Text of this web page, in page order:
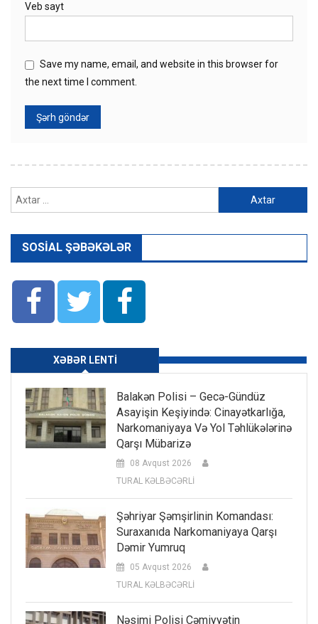
Veb sayt
Save my name, email, and website in this browser for
the next time I comment.
SOSIAL ŞƏBƏKƏLƏR
XƏBƏR LENTI
Balakən Polisi – Gecə-Gündüz
Asayişin Keşiyində: Cinayətkarlığa,
Narkomaniyaya Və Yol Təhlükələrinə
Qarşı Mübarizə
08 Avqust 2026
TURAL KƏLBƏCƏRLİ
Şəhriyar Şəmşirlinin Komandası:
Suraxanıda Narkomaniyaya Qarşı
Dəmir Yumruq
05 Avqust 2026
TURAL KƏLBƏCƏRLİ
Nəsimi Polisi Cəmiyyətin